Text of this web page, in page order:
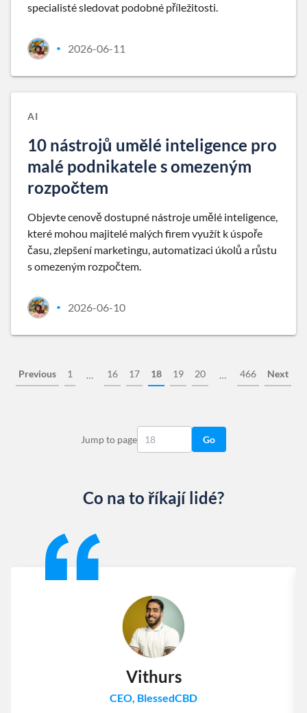
specialisté sledovat podobné příležitosti.
• 2026-06-11
AI
10 nástrojů umělé inteligence pro
malé podnikatele s omezeným
rozpočtem
Objevte cenově dostupné nástroje umělé inteligence,
které mohou majitelé malých firem využít k úspoře
času, zlepšení marketingu, automatizaci úkolů a růstu
s omezeným rozpočtem.
• 2026-06-10
Previous 1 … 16 17 18 19 20 … 466 Next
Jump to page Go
Co na to říkají lidé?
Vithurs
CEO, BlessedCBD